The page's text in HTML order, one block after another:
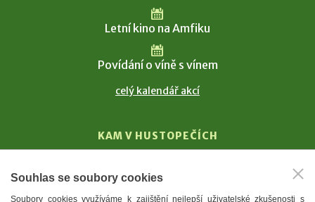
Letní kino na Amfiku
Povídání o víně s vínem
celý kalendář akcí
KAM V HUSTOPEČÍCH
T. G. Masaryk
Souhlas se soubory cookies
Soubory cookies využíváme k zajištění nejlepší uživatelské zkušenosti s